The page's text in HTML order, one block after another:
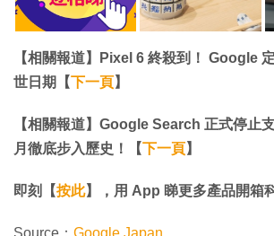
【相關報道】Pixel 6 終殺到！ Google
世日期【下一頁】​​​​​​​
【相關報道】​​​​​​​Google Search 正式停止
月徹底步入歷史！【下一頁】​​​​​​​
即刻【按此】，用 App 睇更多產品開箱
Source： Google Japan